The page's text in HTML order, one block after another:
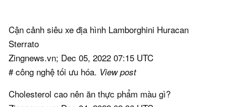
Cận cảnh siêu xe địa hình Lamborghini Huracan
Sterrato
Zingnews.vn; Dec 05, 2022 07:15 UTC
# công nghệ tối ưu hóa. View post
Cholesterol cao nên ăn thực phẩm màu gì?